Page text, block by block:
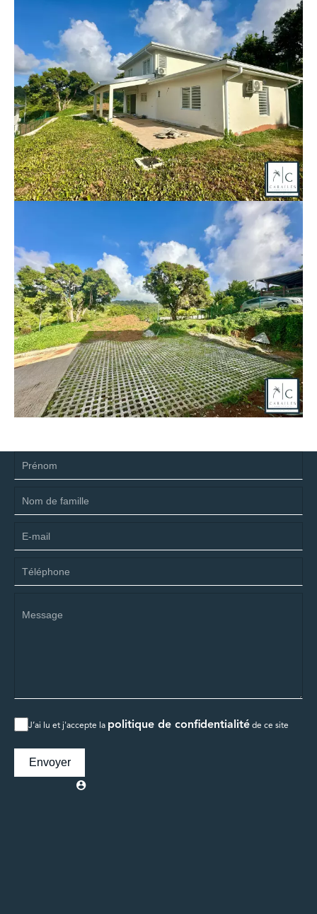
J’ai lu et j'accepte la politique de confidentialité de ce site
Envoyer